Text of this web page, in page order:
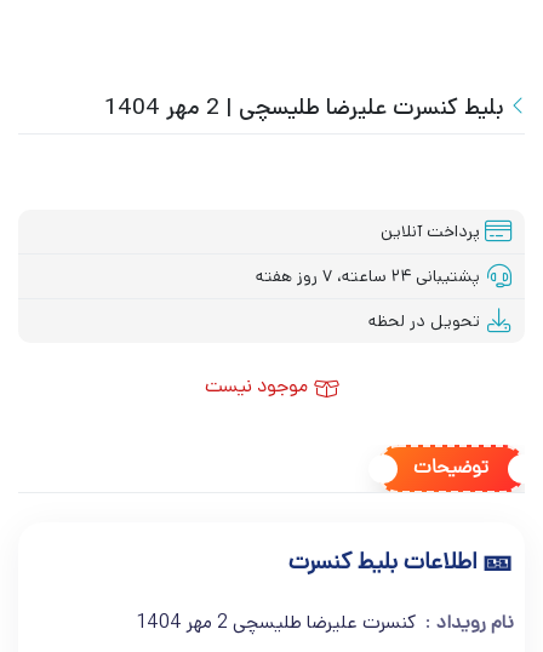
بلیط کنسرت علیرضا طلیسچی | 2 مهر 1404
پرداخت آنلاین
پشتیبانی ۲۴ ساعته، ۷ روز هفته
تحویل در لحظه
موجود نیست
توضیحات
🎫 اطلاعات بلیط کنسرت
نام رویداد
کنسرت علیرضا طلیسچی 2 مهر 1404